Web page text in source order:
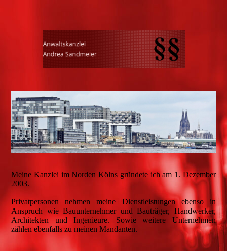
Meine Kanzlei im Norden Kölns gründete ich am 1. Dezember
2003.
Privatpersonen nehmen meine Dienstleistungen ebenso in
Anspruch wie Bauunternehmer und Bauträger, Handwerker,
Architekten und Ingenieure. Sowie weitere Unternehmen
zählen ebenfalls zu meinen Mandanten.